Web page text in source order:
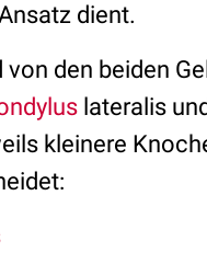
dient.
den beiden
lateralis
kleinere